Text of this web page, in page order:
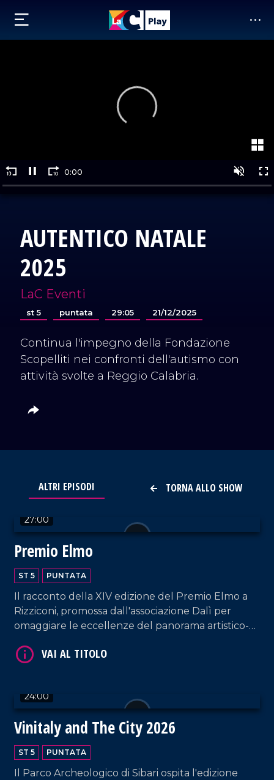
AUTENTICO NATALE
2025
LaC Eventi
st 5 puntata 29:05 21/12/2025
Continua l'impegno della Fondazione
Scopelliti nei confronti dell'autismo con
attività svolte a Reggio Calabria.
TORNA ALLO SHOW
ALTRI EPISODI
27:00
Premio Elmo
ST 5 PUNTATA
Il racconto della XIV edizione del Premio Elmo a
Rizziconi, promossa dall'associazione Dalì per
omaggiare le eccellenze del panorama artistico-
VAI AL TITOLO
24:00
Vinitaly and The City 2026
ST 5 PUNTATA
Il Parco Archeologico di Sibari ospita l'edizione
VAI AL TITOLO